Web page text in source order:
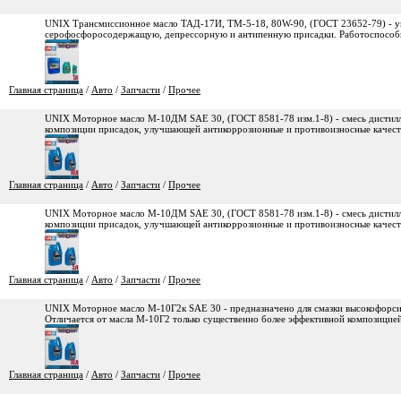
UNIX Трансмиссионное масло ТАД-17И, ТМ-5-18, 80W-90, (ГОСТ 23652-79) -
серофосфоросодержащую, депрессорную и антипенную присадки.
Главная страница / Авто / Запчасти / Прочее
UNIX Моторное масло М-10ДМ SAE 30, (ГОСТ 8581-78 изм.1-8) - смесь
композиции присадок, улучшающей антикоррозионные и противоизносные
Главная страница / Авто / Запчасти / Прочее
UNIX Моторное масло М-10ДМ SAE 30, (ГОСТ 8581-78 изм.1-8) - смесь
композиции присадок, улучшающей антикоррозионные и противоизносные
Главная страница / Авто / Запчасти / Прочее
UNIX Моторное масло М-10Г2к SAE 30 - предназначено для смазки
Отличается от масла М-10Г2 только существенно более эффективной
Главная страница / Авто / Запчасти / Прочее